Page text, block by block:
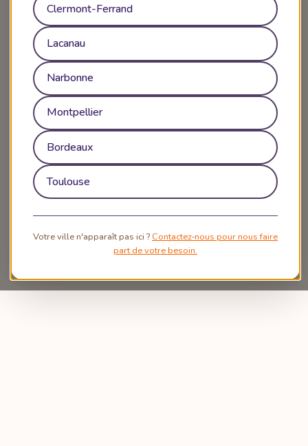
Clermont-Ferrand
Lacanau
Narbonne
Montpellier
Bordeaux
Toulouse
Votre ville n'apparaît pas ici ? Contactez‑nous pour nous faire
part de votre besoin.